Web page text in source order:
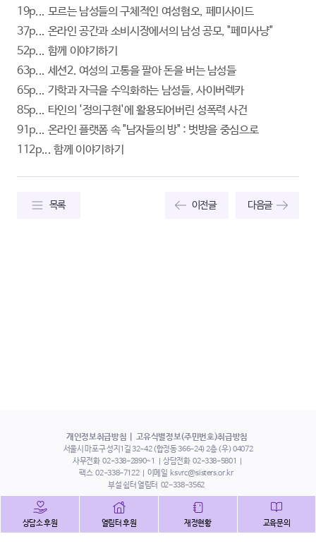
19p... 모르는 남성들의 구체적인 여성혐오, 페미사이드
37p... 온라인 공간과 소비시장에서의 남성 공모, "페미사냥"
52p... 함께 이야기하기
63p... 세션2. 여성의 고통을 팔아 돈을 버는 남성들
65p... 가학과 자극을 수익화하는 남성들, 사이버렉카
85p... 타인의 '정의구현'에 활용되어버린 성폭력 사건
91p... 온라인 플랫폼 속 "남자들의 방" : 벗방을 중심으로
112p... 함께 이야기하기
목록 이전글 다음글
개인정보취급방침 고유식별정보(주민번호)취급방침
서울시 마포구 성지1길 32-42 (합정동 366-24) 2층 (우) 04072
사무전화 02-338-2890~1 상담전화 02-338-5801
팩스 02-338-7122 이메일 ksvrc@sisters.or.kr
부설 쉼터 열림터 02-338-3562
상담소 후원 열림터 후원 재정현황 교육문의